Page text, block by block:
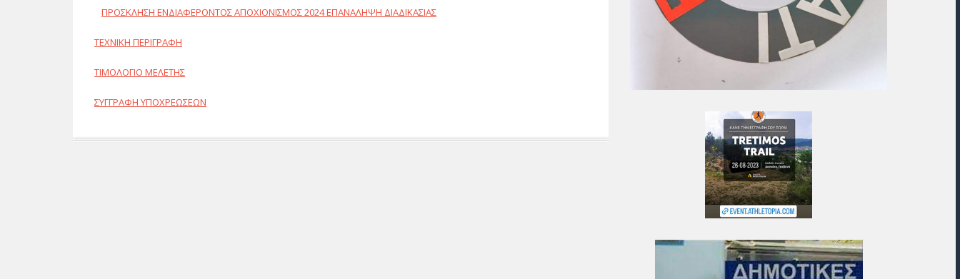
ΠΡΟΣΚΛΗΣΗ ΕΝΔΙΑΦΕΡΟΝΤΟΣ ΑΠΟΧΙΟΝΙΣΜΟΣ 2024 ΕΠΑΝΑΛΗΨΗ ΔΙΑΔΙΚΑΣΙΑΣ
ΤΕΧΝΙΚΗ ΠΕΡΙΓΡΑΦΗ
ΤΙΜΟΛΟΓΙΟ ΜΕΛΕΤΗΣ
ΣΥΓΓΡΑΦΗ ΥΠΟΧΡΕΩΣΕΩΝ